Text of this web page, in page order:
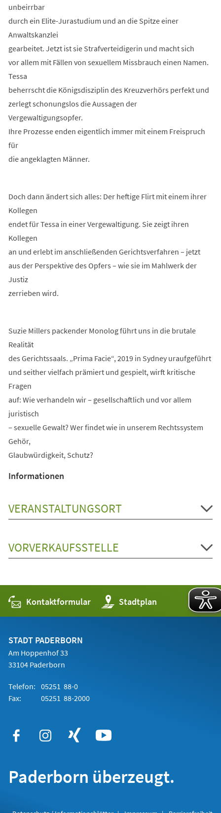
unbeirrbar
durch ein Elite-Jurastudium und an die Spitze einer
Anwaltskanzlei
gearbeitet. Jetzt ist sie Strafverteidigerin und macht sich
vor allem mit Fällen von sexuellem Missbrauch einen Namen.
Tessa
beherrscht die Königsdisziplin des Kreuzverhörs perfekt und
zerlegt schonungslos die Aussagen der
Vergewaltigungsopfer.
Ihre Prozesse enden eigentlich immer mit einem Freispruch
für
die angeklagten Männer.
Doch dann ändert sich alles: Der heftige Flirt mit einem ihrer
Kollegen
endet für Tessa in einer Vergewaltigung. Sie zeigt ihren
Kollegen
an und erlebt im anschließenden Gerichtsverfahren – jetzt
aus der Perspektive des Opfers – wie sie im Mahlwerk der
Justiz
zerrieben wird.
Suzie Millers packender Monolog führt uns in die brutale
Realität
des Gerichtssaals. „Prima Facie“, 2019 in Sydney uraufgeführt
und seither vielfach prämiert und gespielt, wirft kritische
Fragen
auf: Wie verhandeln wir – gesellschaftlich und vor allem
juristisch
– sexuelle Gewalt? Wer findet wie in unserem Rechtssystem
Gehör,
Glaubwürdigkeit, Schutz?
Informationen
VERANSTALTUNGSORT
VORVERKAUFSSTELLE
Kontaktformular Stadtplan
(Öffnet
in
einem
STADT PADERBORN
Am Hoppenhof 33
33104 Paderborn
Telefon: 05251 88-0
Fax:
05251 88-2000
Paderborn überzeugt.